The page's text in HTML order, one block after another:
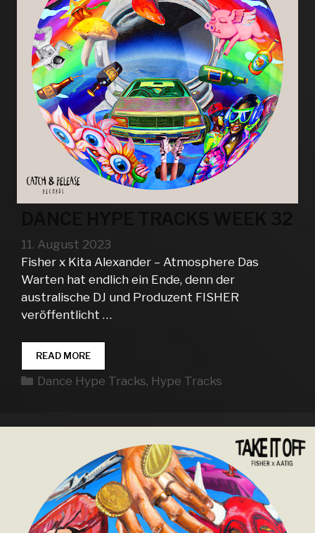
11. August 2023
Fisher x Kita Alexander – Atmosphere Das
Warten hat endlich ein Ende, denn der
australische DJ und Produzent FISHER
veröffentlicht …
READ MOREDANCE
HYPE
TRACKS
Kategorien
Dance Hype Tracks, Hype Tracks